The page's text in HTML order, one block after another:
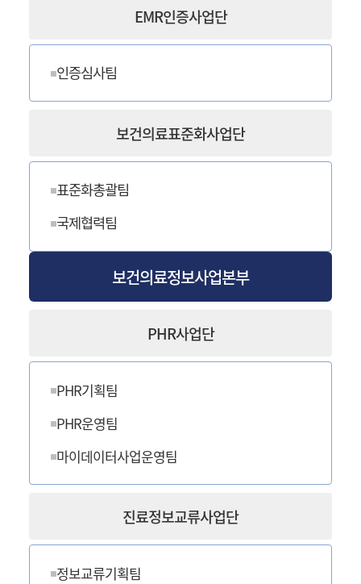
EMR인증사업단
인증심사팀
보건의료표준화사업단
표준화총괄팀
국제협력팀
보건의료정보사업본부
PHR사업단
PHR기획팀
PHR운영팀
마이데이터사업운영팀
진료정보교류사업단
정보교류기획팀